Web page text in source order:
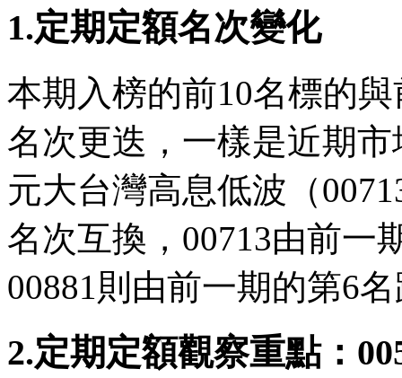
1.定期定額名次變化
本期入榜的前10名標的
名次更迭，一樣是近期
元大台灣高息低波（
名次互換，00713由前一
00881則由前一期的第6
2.定期定額觀察重點：